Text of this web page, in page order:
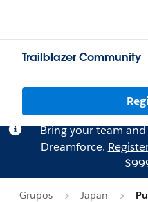
Trailblazer Community
Bring your team
Dreamforce.
Grupos Japan